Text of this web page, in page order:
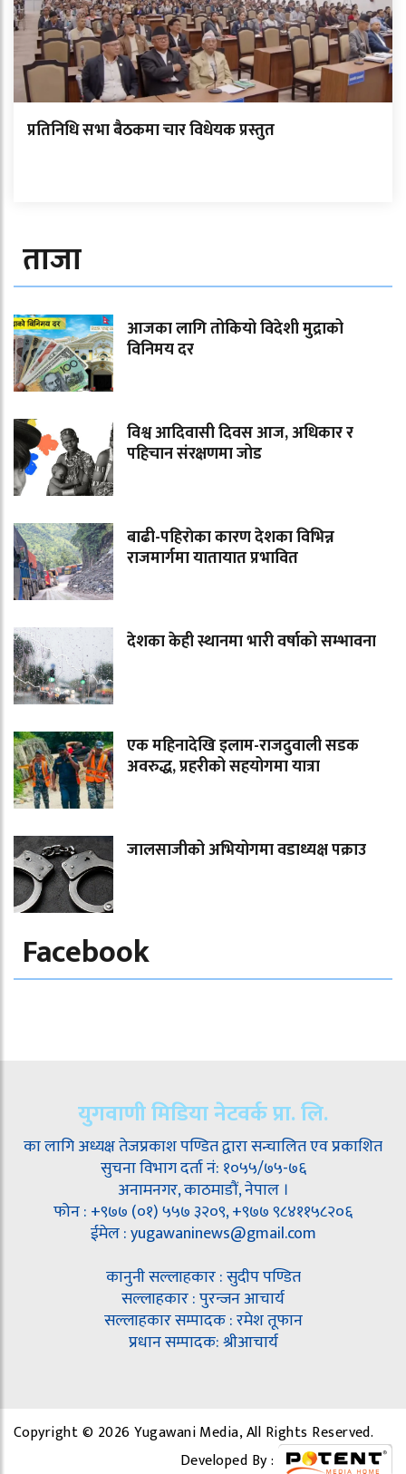
प्रतिनिधि सभा बैठकमा चार विधेयक प्रस्तुत
ताजा
आजका लागि तोकियो विदेशी मुद्राको
विनिमय दर
विश्व आदिवासी दिवस आज, अधिकार र
पहिचान संरक्षणमा जोड
बाढी-पहिराेका कारण देशका विभिन्न
राजमार्गमा यातायात प्रभावित
देशका केही स्थानमा भारी वर्षाको सम्भावना
एक महिनादेखि इलाम-राजदुवाली सडक
अवरुद्ध, प्रहरीको सहयोगमा यात्रा
जालसाजीको अभियोगमा वडाध्यक्ष पक्राउ
Facebook
युगवाणी मिडिया नेटवर्क प्रा. लि.
का लागि अध्यक्ष तेजप्रकाश पण्डित द्वारा सन्चालित एव प्रकाशित
सुचना विभाग दर्ता नं: १०५५/७५-७६
अनामनगर, काठमाडौं, नेपाल ।
फोन : +९७७ (०१) ५५७ ३२०९, +९७७ ९८४११५८२०६
ईमेल : yugawaninews@gmail.com
कानुनी सल्लाहकार : सुदीप पण्डित
सल्लाहकार : पुरन्जन आचार्य
सल्लाहकार सम्पादक : रमेश तूफान
प्रधान सम्पादक: श्रीआचार्य
Copyright © 2026 Yugawani Media, All Rights Reserved.
Developed By :